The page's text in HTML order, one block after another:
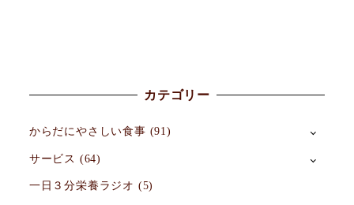
カテゴリー
からだにやさしい食事 (91)
サービス (64)
一日３分栄養ラジオ (5)